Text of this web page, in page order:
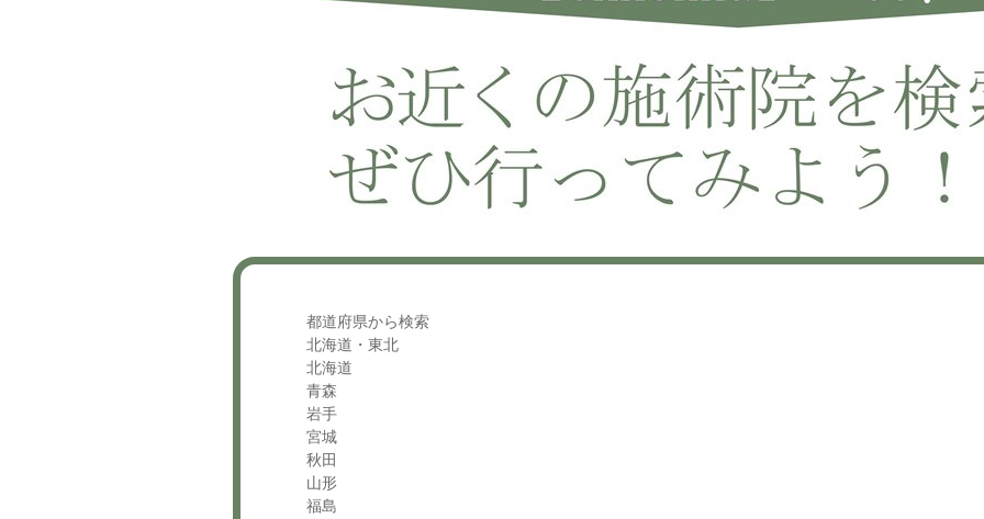
都道府県から検索
北海道・東北
北海道
青森
岩手
宮城
秋田
山形
福島